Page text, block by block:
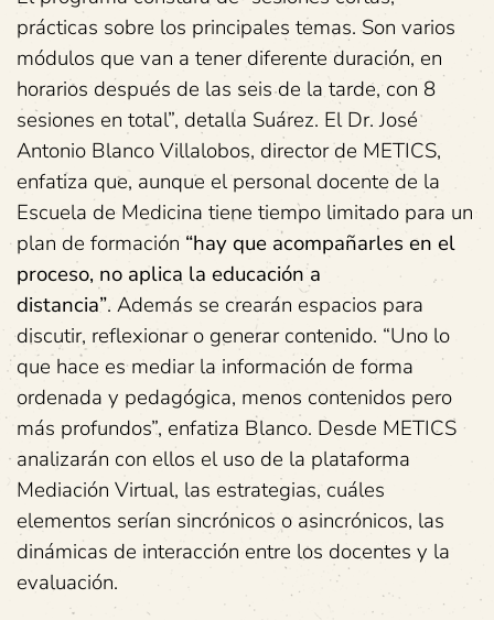
prácticas sobre los principales temas. Son varios
módulos que van a tener diferente duración, en
horarios después de las seis de la tarde, con 8
sesiones en total”, detalla Suárez. El Dr. José
Antonio Blanco Villalobos, director de METICS,
enfatiza que, aunque el personal docente de la
Escuela de Medicina tiene tiempo limitado para un
plan de formación “hay que acompañarles en el
proceso, no aplica la educación a
distancia”. Además se crearán espacios para
discutir, reflexionar o generar contenido. “Uno lo
que hace es mediar la información de forma
ordenada y pedagógica, menos contenidos pero
más profundos”, enfatiza Blanco. Desde METICS
analizarán con ellos el uso de la plataforma
Mediación Virtual, las estrategias, cuáles
elementos serían sincrónicos o asincrónicos, las
dinámicas de interacción entre los docentes y la
evaluación.